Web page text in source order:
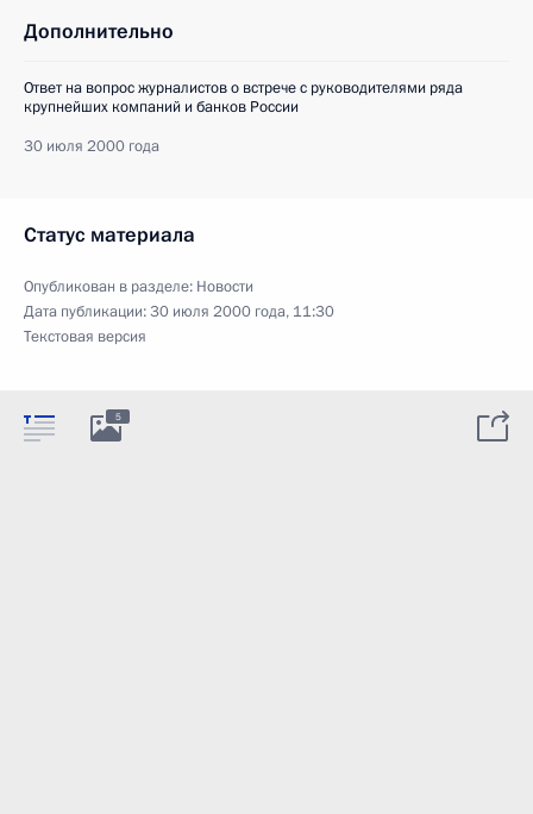
Дополнительно
Ответ на вопрос журналистов о встрече с руководителями ряда
крупнейших компаний и банков России
30 июля 2000 года
Статус материала
Опубликован в разделе: Новости
Дата публикации:30 июля 2000 года, 11:30
Текстовая версия
5